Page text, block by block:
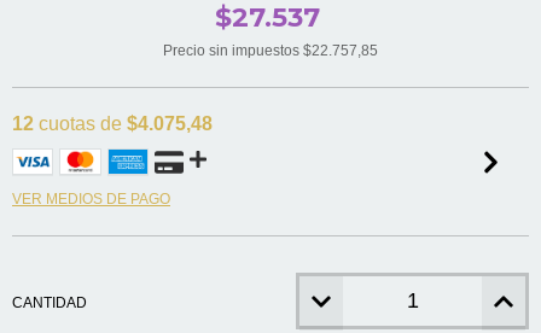
$27.537
Precio sin impuestos $22.757,85
12 cuotas de $4.075,48
VER MEDIOS DE PAGO
CANTIDAD